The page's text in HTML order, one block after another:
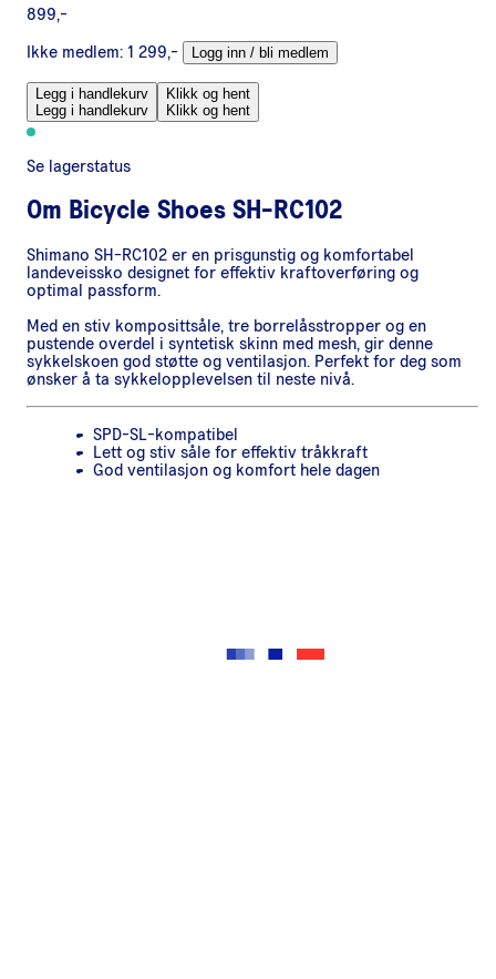
899,-
Ikke medlem: 1 299,- Logg inn / bli medlem
Legg i handlekurv
Legg i handlekurv
Klikk og hent
Klikk og hent
Se lagerstatus
Om Bicycle Shoes SH-RC102
Shimano SH-RC102 er en prisgunstig og komfortabel
landeveissko designet for effektiv kraftoverføring og
optimal passform.
Med en stiv komposittsåle, tre borrelåsstropper og en
pustende overdel i syntetisk skinn med mesh, gir denne
sykkelskoen god støtte og ventilasjon. Perfekt for deg som
ønsker å ta sykkelopplevelsen til neste nivå.
SPD-SL-kompatibel
Lett og stiv såle for effektiv tråkkraft
God ventilasjon og komfort hele dagen